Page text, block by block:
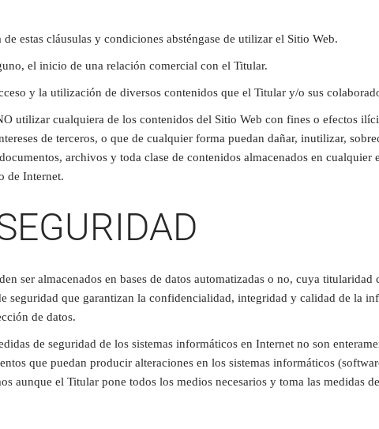
estas cláusulas y condiciones absténgase de utilizar el Sitio Web.
el inicio de una relación comercial con el Titular.
y la utilización de diversos contenidos que el Titular y/o sus
utilizar cualquiera de los contenidos del Sitio Web con fines o efectos
de terceros, o que de cualquier forma puedan dañar, inutilizar,
archivos y toda clase de contenidos almacenados en
de Internet.
ser almacenados en bases de datos automatizadas o no, cuya
seguridad que garantizan la confidencialidad, integridad y calidad de la
de datos.
de seguridad de los sistemas informáticos en Internet no son
que puedan producir alteraciones en los sistemas informáticos
aunque el Titular pone todos los medios necesarios y toma las medidas